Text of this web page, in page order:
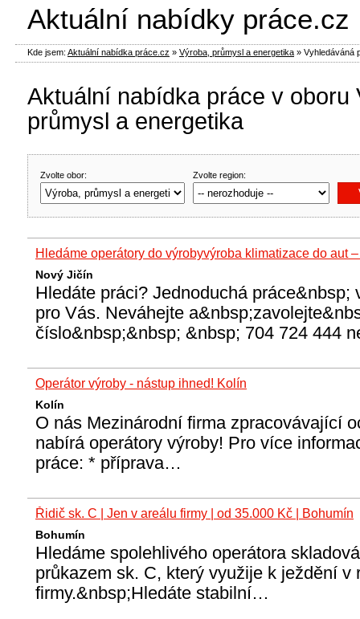
Aktuální nabídka práce v oboru
průmysl a energetika
Zvolte obor: Zvolte region:
Hledáme operátory do výroby‍️výroba klimatizace do aut
Nový Jičín
Hledáte práci? Jednoduchá práce&nbsp;‍️
pro Vás. Neváhejte
číslo&nbsp;&nbsp; &nbsp; 704 724 444
Operátor výroby - nástup ihned! Kolín
Kolín
O nás Mezinárodní firma zpracovávající
nabírá operátory výroby! Pro více
práce: * příprava…
Řidič sk. C | Jen v areálu firmy | od 35.000 Kč | Bohumín
Bohumín
Hledáme spolehlivého operátora
průkazem sk. C, který využije k ježdění v
firmy.&nbsp;Hledáte stabilní…
Aktuální nabídky práce.cz
Kde jsem: Aktuální nabídka práce.cz » Výroba, průmysl a energetika » Vyhledáváná